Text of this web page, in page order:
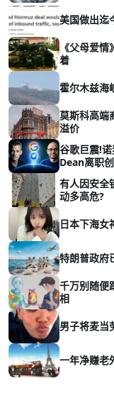
美国做出迄
《父母爱
着
霍尔木兹海
莫斯科高端
溢价
谷歌巨震!
Dean离职
有人因安全
动多高危?
日本下海女
特朗普政府
千万别随便
相
男子将麦当
一年净赚老